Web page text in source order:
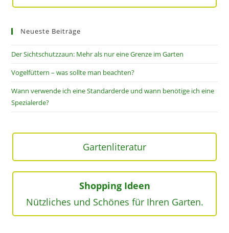
Neueste Beiträge
Der Sichtschutzzaun: Mehr als nur eine Grenze im Garten
Vogelfüttern – was sollte man beachten?
Wann verwende ich eine Standarderde und wann benötige ich eine
Spezialerde?
Gartenliteratur
Shopping Ideen
Nützliches und Schönes für Ihren Garten.